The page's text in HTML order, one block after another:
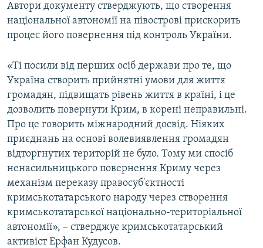
Автори документу стверджують, що створення
національної автономії на півострові прискорить
процес його повернення під контроль України.
«Ті посили від перших осіб держави про те, що
Україна створить прийнятні умови для життя
громадян, підвищать рівень життя в країні, і це
дозволить повернути Крим, в корені неправильні.
Про це говорить міжнародний досвід. Ніяких
приєднань на основі волевиявлення громадян
відторгнутих територій не було. Тому ми спосіб
ненасильницького повернення Криму через
механізм переказу правосуб'єктності
кримськотатарського народу через створення
кримськотатарської національно-територіальної
автономії», – стверджує кримськотатарський
активіст Ерфан Кудусов.